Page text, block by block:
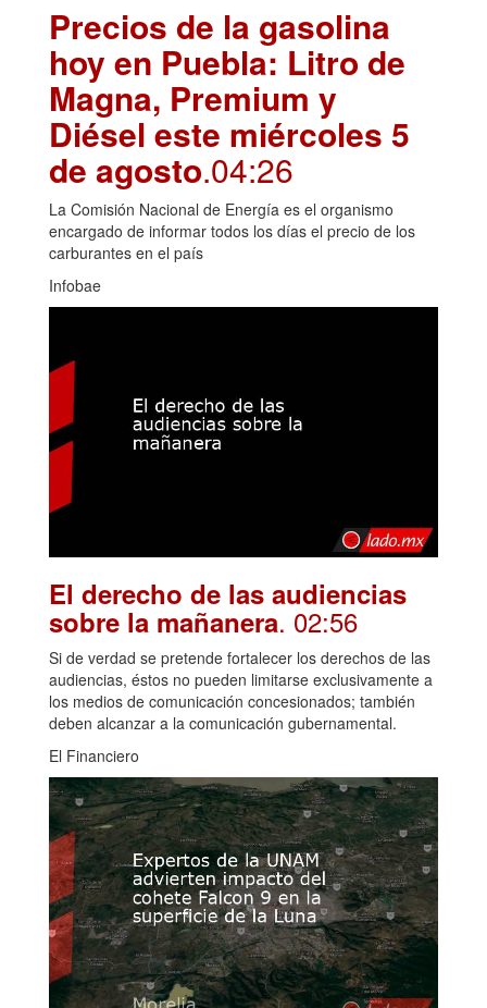
Precios de la gasolina
hoy en Puebla: Litro de
Magna, Premium y
Diésel este miércoles 5
de agosto.04:26
La Comisión Nacional de Energía es el organismo
encargado de informar todos los días el precio de los
carburantes en el país
Infobae
El derecho de las audiencias
sobre la mañanera. 02:56
Si de verdad se pretende fortalecer los derechos de las
audiencias, éstos no pueden limitarse exclusivamente a
los medios de comunicación concesionados; también
deben alcanzar a la comunicación gubernamental.
El Financiero